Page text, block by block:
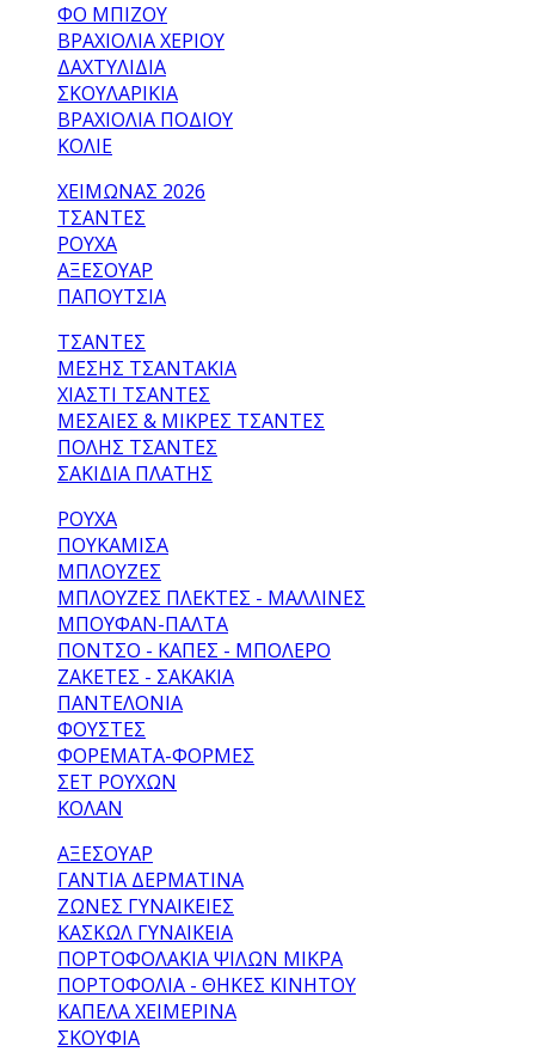
ΦΟ ΜΠΙΖΟΥ
ΒΡΑΧΙΌΛΙΑ ΧΕΡΙΟΎ
ΔΑΧΤΥΛΊΔΙΑ
ΣΚΟΥΛΑΡΊΚΙΑ
ΒΡΑΧΙΌΛΙΑ ΠΟΔΙΟΎ
ΚΟΛΙΈ
ΧΕΙΜΩΝΑΣ 2026
ΤΣΑΝΤΕΣ
ΡΟΥΧΑ
ΑΞΕΣΟΥΑΡ
ΠΑΠΟΥΤΣΙΑ
ΤΣΑΝΤΕΣ
ΜΈΣΗΣ ΤΣΑΝΤΆΚΙΑ
ΧΙΑΣΤΊ ΤΣΆΝΤΕΣ
ΜΕΣΑΊΕΣ & ΜΙΚΡΈΣ ΤΣΆΝΤΕΣ
ΠΌΛΗΣ ΤΣΆΝΤΕΣ
ΣΑΚΊΔΙΑ ΠΛΆΤΗΣ
ΡΟΥΧΑ
ΠΟΥΚΆΜΙΣΑ
ΜΠΛΟΎΖΕΣ
ΜΠΛΟΎΖΕΣ ΠΛΕΚΤΈΣ - ΜΆΛΛΙΝΕΣ
ΜΠΟΥΦΆΝ-ΠΑΛΤΆ
ΠΌΝΤΣΟ - ΚΆΠΕΣ - ΜΠΟΛΕΡΌ
ΖΑΚΈΤΕΣ - ΣΑΚΆΚΙΑ
ΠΑΝΤΕΛΌΝΙΑ
ΦΟΎΣΤΕΣ
ΦΟΡΈΜΑΤΑ-ΦΌΡΜΕΣ
ΣΕΤ ΡΟΎΧΩΝ
ΚΟΛΆΝ
ΑΞΕΣΟΥΑΡ
ΓΆΝΤΙΑ ΔΕΡΜΆΤΙΝΑ
ΖΏΝΕΣ ΓΥΝΑΙΚΕΊΕΣ
ΚΑΣΚΏΛ ΓΥΝΑΙΚΕΊΑ
ΠΟΡΤΟΦΟΛΆΚΙΑ ΨΙΛΏΝ ΜΙΚΡΆ
ΠΟΡΤΟΦΌΛΙΑ - ΘΉΚΕΣ ΚΙΝΗΤΟΎ
ΚΑΠΈΛΑ ΧΕΙΜΕΡΙΝΆ
ΣΚΟΥΦΙΆ